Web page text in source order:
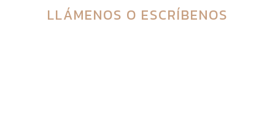
LLÁMENOS O ESCRÍBENOS